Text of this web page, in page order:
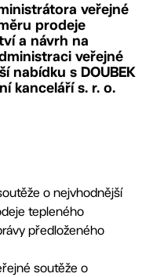
veřejné
prodeje
a návrh na
veřejné
nabídku s DOUBEK
kanceláří s. r. o.
o nejvhodnější
tepleného
předloženého
soutěže o